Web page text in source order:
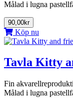
Målad i lugna
90,00kr
Köp nu
Tavla Kitty
Fin
Målad i lugna